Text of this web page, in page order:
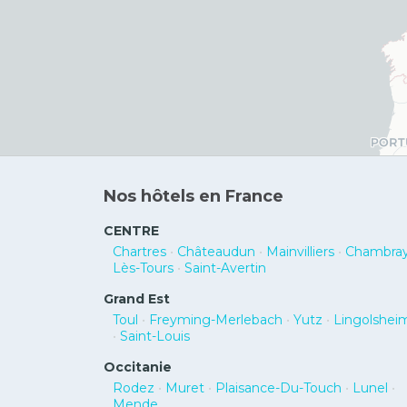
Nos hôtels en France
CENTRE
Chartres • Châteaudun • Mainvilliers •
Lès-Tours • Saint-Avertin
Grand Est
Toul • Freyming-Merlebach • Yutz •
• Saint-Louis
Occitanie
Rodez • Muret • Plaisance-Du-Touch • Lunel •